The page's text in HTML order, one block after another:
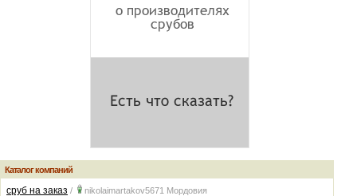
Каталог компаний
сруб на заказ / nikolaimartakov5671 Мордовия